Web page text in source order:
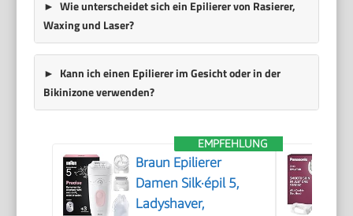
Wie unterscheidet sich ein Epilierer von Rasierer,
Waxing und Laser?
Kann ich einen Epilierer im Gesicht oder in der
Bikinizone verwenden?
EMPFEHLUNG
Braun Epilierer
Damen Silk·épil 5,
Ladyshaver,